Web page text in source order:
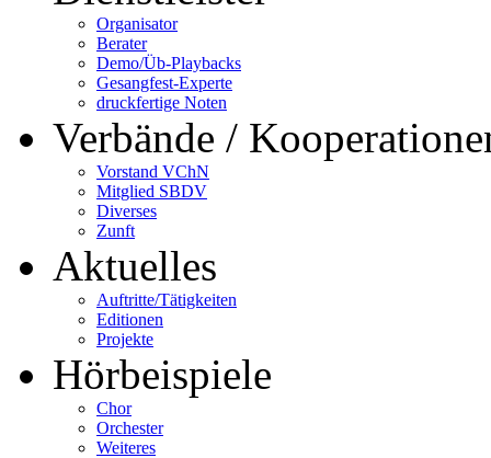
Organisator
Berater
Demo/Üb-Playbacks
Gesangfest-Experte
druckfertige Noten
Verbände /
Vorstand VChN
Mitglied SBDV
Diverses
Zunft
Aktuelles
Auftritte/Tätigkeiten
Editionen
Projekte
Hörbeispiele
Chor
Orchester
Weiteres